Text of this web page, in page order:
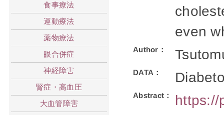
even
Author：
DATA：
Abstract： https://
食事療法
運動療法
薬物療法
眼合併症
神経障害
腎症・高血圧
大血管障害